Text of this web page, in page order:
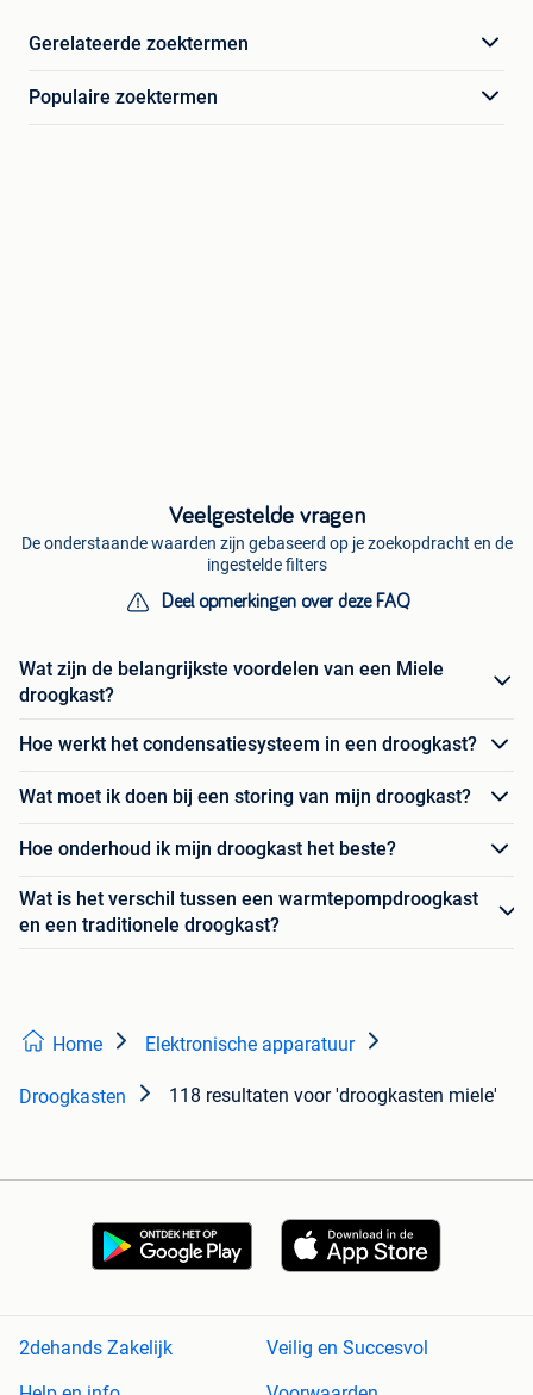
Gerelateerde zoektermen
Populaire zoektermen
Veelgestelde vragen
De onderstaande waarden zijn gebaseerd op je zoekopdracht en de
ingestelde filters
Deel opmerkingen over deze FAQ
Wat zijn de belangrijkste voordelen van een Miele
droogkast?
Hoe werkt het condensatiesysteem in een droogkast?
Wat moet ik doen bij een storing van mijn droogkast?
Hoe onderhoud ik mijn droogkast het beste?
Wat is het verschil tussen een warmtepompdroogkast
en een traditionele droogkast?
Home Elektronische apparatuur
Droogkasten 118 resultaten voor 'droogkasten miele'
2dehands Zakelijk
Veilig en Succesvol